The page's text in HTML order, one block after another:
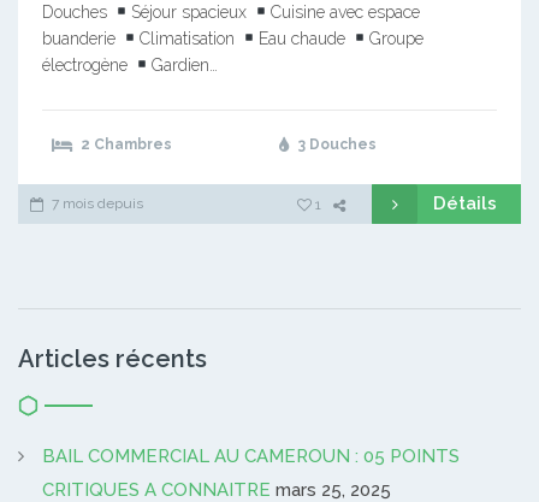
Douches
Séjour spacieux
Cuisine avec espace
buanderie
Climatisation Eau chaude
Groupe
électrogène
Gardien…
2 Chambres 3 Douches
7 mois depuis 1 Détails
Articles récents
BAIL COMMERCIAL AU CAMEROUN : 05 POINTS
CRITIQUES A CONNAITRE mars 25, 2025